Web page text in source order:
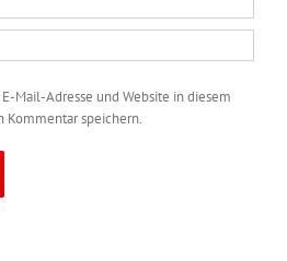
E-Mail-Adresse und Website in diesem
Kommentar speichern.